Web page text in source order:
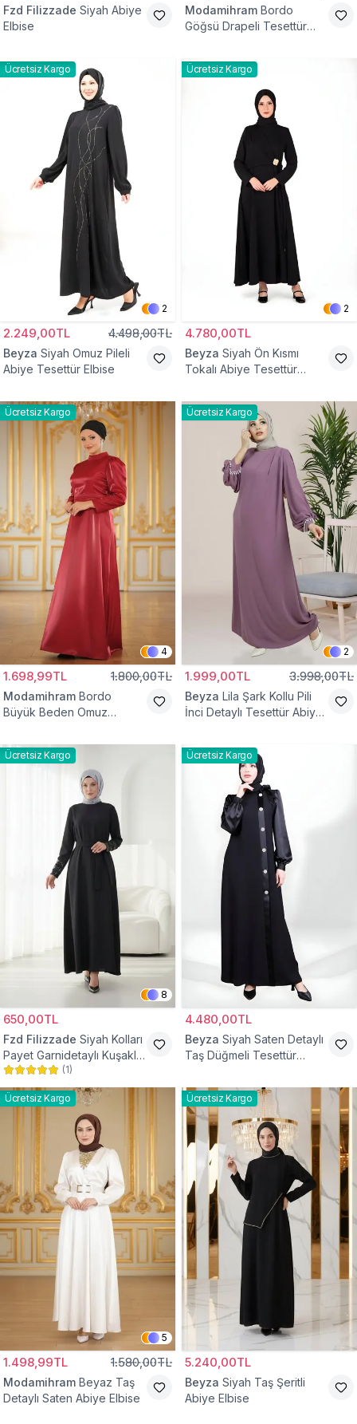
Fzd Filizzade Siyah Abiye
Elbise
Modamihram Bordo
Göğsü Drapeli Tesettür
Ücretsiz Kargo
2
2.249,00TL 4.498,00TL
Beyza Siyah Omuz Pileli
Abiye Tesettür Elbise
Ücretsiz Kargo
2
4.780,00TL
Beyza Siyah Ön Kısmı
Tokalı Abiye Tesettür
Ücretsiz Kargo
4
1.698,99TL 1.800,00TL
Modamihram Bordo
Büyük Beden Omuz
Ücretsiz Kargo
2
1.999,00TL 3.998,00TL
Beyza Lila Şark Kollu Pili
İnci Detaylı Tesettür Abiye
Ücretsiz Kargo
8
650,00TL
Fzd Filizzade Siyah Kolları
Payet Garnidetaylı Kuşaklı
Abiye Elbise
(1)
Ücretsiz Kargo
4.480,00TL
Beyza Siyah Saten Detaylı
Taş Düğmeli Tesettür
Ücretsiz Kargo
5
1.498,99TL 1.580,00TL
Modamihram Beyaz Taş
Detaylı Saten Abiye Elbise
Ücretsiz Kargo
5.240,00TL
Beyza Siyah Taş Şeritli
Abiye Elbise